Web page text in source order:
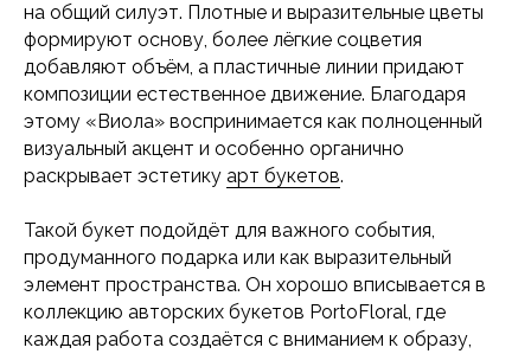
на общий силуэт. Плотные и выразительные цветы
формируют основу, более лёгкие соцветия
добавляют объём, а пластичные линии придают
композиции естественное движение. Благодаря
этому «Виола» воспринимается как полноценный
визуальный акцент и особенно органично
раскрывает эстетику арт букетов.
Такой букет подойдёт для важного события,
продуманного подарка или как выразительный
элемент пространства. Он хорошо вписывается в
коллекцию авторских букетов PortoFloral, где
каждая работа создаётся с вниманием к образу,